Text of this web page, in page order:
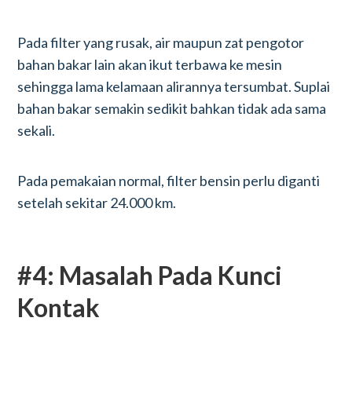
Pada filter yang rusak, air maupun zat pengotor
bahan bakar lain akan ikut terbawa ke mesin
sehingga lama kelamaan alirannya tersumbat. Suplai
bahan bakar semakin sedikit bahkan tidak ada sama
sekali.
Pada pemakaian normal, filter bensin perlu diganti
setelah sekitar 24.000 km.
#4: Masalah Pada Kunci
Kontak